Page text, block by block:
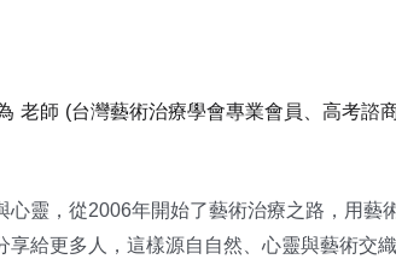
老師 (台灣藝術治療學會專業會員、高考諮
心靈，從2006年開始了藝術治療之路，用藝
享給更多人，這樣源自自然、心靈與藝術交織